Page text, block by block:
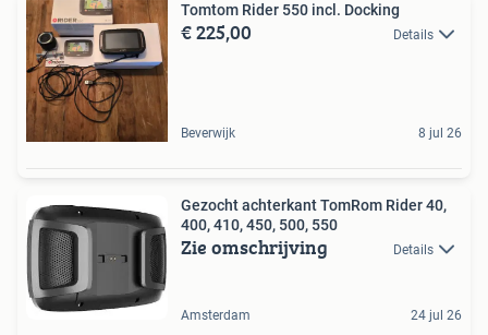
Tomtom Rider 550 incl. Docking
€ 225,00 Details
Beverwijk 8 jul 26
Gezocht achterkant TomRom Rider 40,
400, 410, 450, 500, 550
Zie omschrijving Details
Amsterdam 24 jul 26